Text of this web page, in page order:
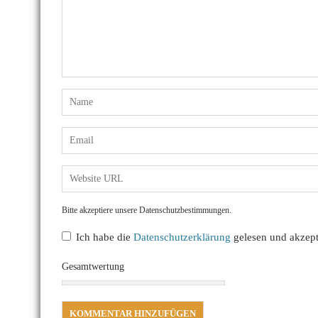
Bitte akzeptiere unsere Datenschutzbestimmungen.
Ich habe die Datenschutzerklärung gelesen und
Gesamtwertung